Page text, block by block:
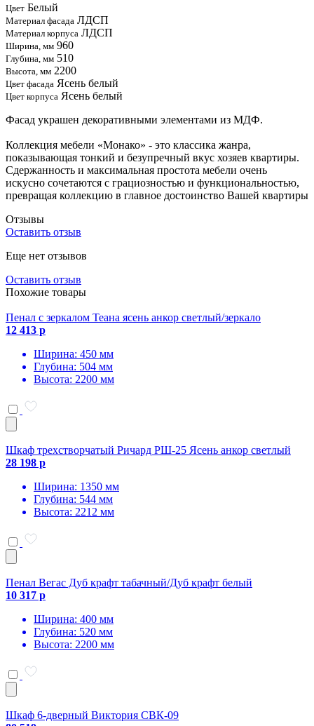
Цвет Белый
Материал фасада ЛДСП
Материал корпуса ЛДСП
Ширина, мм 960
Глубина, мм 510
Высота, мм 2200
Цвет фасада Ясень белый
Цвет корпуса Ясень белый
Фасад украшен декоративными элементами из МДФ.
Коллекция мебели «Монако» - это классика жанра,
показывающая тонкий и безупречный вкус хозяев квартиры.
Сдержанность и максимальная простота мебели очень
искусно сочетаются с грациозностью и функциональностью,
превращая коллекцию в главное достоинство Вашей квартиры
Отзывы
Оставить отзыв
Еще нет отзывов
Оставить отзыв
Похожие товары
Пенал с зеркалом Теана ясень анкор светлый/зеркало
12 413 р
Ширина: 450 мм
Глубина: 504 мм
Высота: 2200 мм
Шкаф трехстворчатый Ричард РШ-25 Ясень анкор светлый
28 198 р
Ширина: 1350 мм
Глубина: 544 мм
Высота: 2212 мм
Пенал Вегас Дуб крафт табачный/Дуб крафт белый
10 317 р
Ширина: 400 мм
Глубина: 520 мм
Высота: 2200 мм
Шкаф 6-дверный Виктория СВК-09